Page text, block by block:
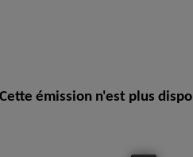
Cette émission n'est plus